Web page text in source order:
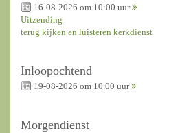
16-08-2026 om 10:00 uur
Uitzending
terug kijken en luisteren kerkdienst
Inloopochtend
19-08-2026 om 10.00 uur
Morgendienst